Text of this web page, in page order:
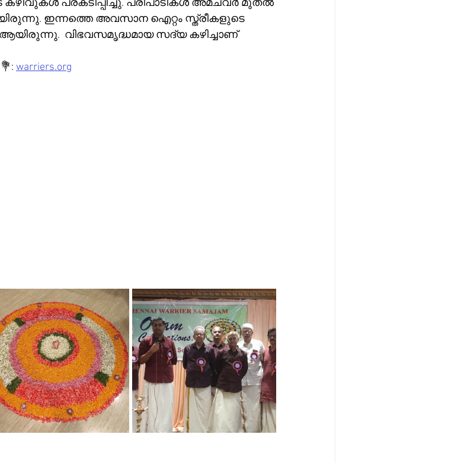
പ്രകടിപ്പിച്ചു. പരിപാടികൾ അമച്വർ മുതൽ
ഇന്നത്തെ അവസാന ഐറ്റം സ്ത്രീകളുടെ
വിഭവസമൃദ്ധമായ സദ്യ കഴിച്ചാണ്
warriers.org